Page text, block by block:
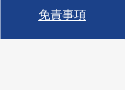
免責事項